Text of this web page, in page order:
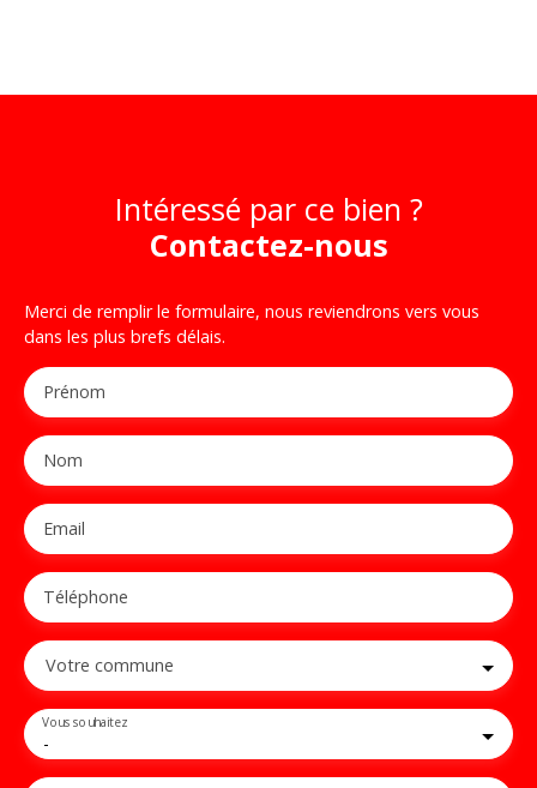
Intéressé par ce bien ?
Contactez-nous
Merci de remplir le formulaire, nous reviendrons vers vous
dans les plus brefs délais.
Prénom
Nom
Email
Téléphone
Votre commune
-
Vous souhaitez